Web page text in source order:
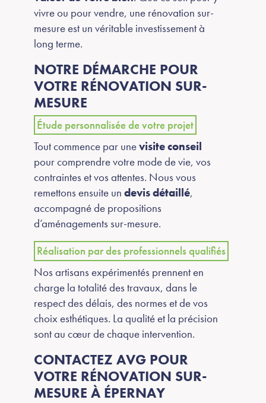
vivre ou pour vendre, une rénovation sur-
mesure est un véritable investissement à
long terme.
NOTRE DÉMARCHE POUR
VOTRE RÉNOVATION SUR-
MESURE
Étude personnalisée de votre projet
Tout commence par unevisite conseil
pour comprendre votre mode de vie, vos
contraintes et vos attentes. Nous vous
remettons ensuite un devis détaillé,
accompagné de propositions
d’aménagements sur-mesure.
Réalisation par des professionnels qualifiés
Nos artisans expérimentés prennent en
charge la totalité des travaux, dans le
respect des délais, des normes et de vos
choix esthétiques. La qualité et la précision
sont au cœur de chaque intervention.
CONTACTEZ AVG POUR
VOTRE RÉNOVATION SUR-
MESURE À ÉPERNAY